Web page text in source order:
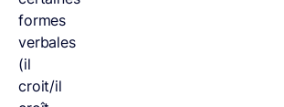
formes
verbales
(il
croit/il